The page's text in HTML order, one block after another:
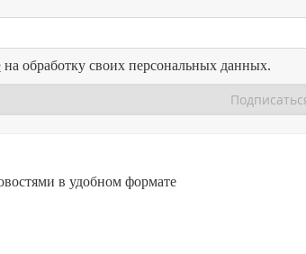
на обработку своих персональных данных.
в удобном формате